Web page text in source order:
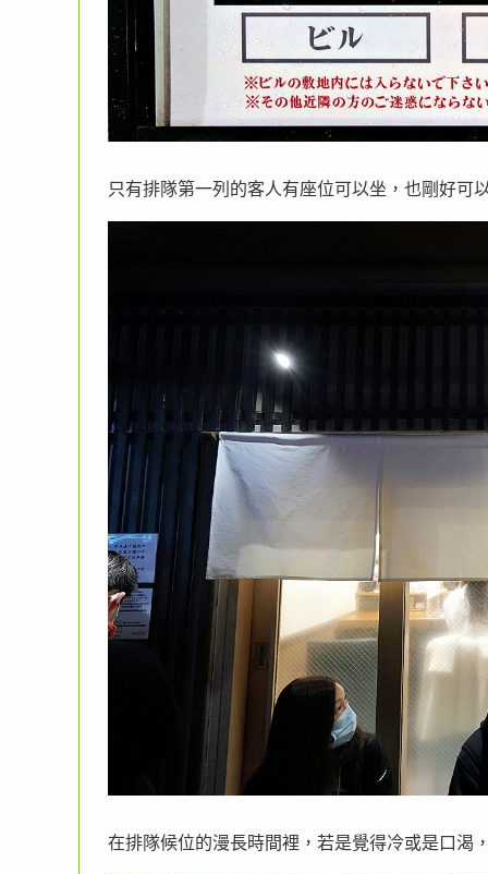
只有排隊第一列的客人有座位可以坐，也剛好可
在排隊候位的漫長時間裡，若是覺得冷或是口渴